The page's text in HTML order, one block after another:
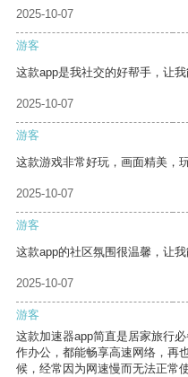
2025-10-07
游客
这款app是我社交的好帮手，让
2025-10-07
游客
这款游戏非常好玩，画面精美，
2025-10-07
游客
这款app的社区氛围很温馨，让我
2025-10-07
游客
这款加速器app简直是居家旅行
作办公，都能畅享高速网络，再
候，经常因为网速慢而无法正常